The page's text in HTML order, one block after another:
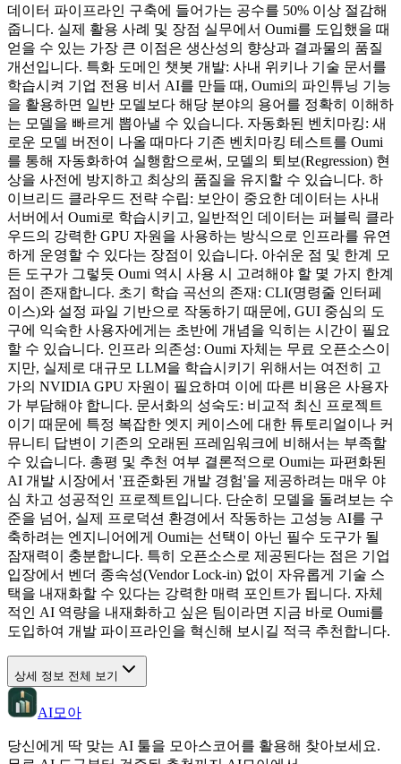
데이터 파이프라인 구축에 들어가는 공수를 50% 이상 절감해
줍니다. 실제 활용 사례 및 장점 실무에서 Oumi를 도입했을 때
얻을 수 있는 가장 큰 이점은 생산성의 향상과 결과물의 품질
개선입니다. 특화 도메인 챗봇 개발: 사내 위키나 기술 문서를
학습시켜 기업 전용 비서 AI를 만들 때, Oumi의 파인튜닝 기능
을 활용하면 일반 모델보다 해당 분야의 용어를 정확히 이해하
는 모델을 빠르게 뽑아낼 수 있습니다. 자동화된 벤치마킹: 새
로운 모델 버전이 나올 때마다 기존 벤치마킹 테스트를 Oumi
를 통해 자동화하여 실행함으로써, 모델의 퇴보(Regression) 현
상을 사전에 방지하고 최상의 품질을 유지할 수 있습니다. 하
이브리드 클라우드 전략 수립: 보안이 중요한 데이터는 사내
서버에서 Oumi로 학습시키고, 일반적인 데이터는 퍼블릭 클라
우드의 강력한 GPU 자원을 사용하는 방식으로 인프라를 유연
하게 운영할 수 있다는 장점이 있습니다. 아쉬운 점 및 한계 모
든 도구가 그렇듯 Oumi 역시 사용 시 고려해야 할 몇 가지 한계
점이 존재합니다. 초기 학습 곡선의 존재: CLI(명령줄 인터페
이스)와 설정 파일 기반으로 작동하기 때문에, GUI 중심의 도
구에 익숙한 사용자에게는 초반에 개념을 익히는 시간이 필요
할 수 있습니다. 인프라 의존성: Oumi 자체는 무료 오픈소스이
지만, 실제로 대규모 LLM을 학습시키기 위해서는 여전히 고
가의 NVIDIA GPU 자원이 필요하며 이에 따른 비용은 사용자
가 부담해야 합니다. 문서화의 성숙도: 비교적 최신 프로젝트
이기 때문에 특정 복잡한 엣지 케이스에 대한 튜토리얼이나 커
뮤니티 답변이 기존의 오래된 프레임워크에 비해서는 부족할
수 있습니다. 총평 및 추천 여부 결론적으로 Oumi는 파편화된
AI 개발 시장에서 '표준화된 개발 경험'을 제공하려는 매우 야
심 차고 성공적인 프로젝트입니다. 단순히 모델을 돌려보는 수
준을 넘어, 실제 프로덕션 환경에서 작동하는 고성능 AI를 구
축하려는 엔지니어에게 Oumi는 선택이 아닌 필수 도구가 될
잠재력이 충분합니다. 특히 오픈소스로 제공된다는 점은 기업
입장에서 벤더 종속성(Vendor Lock-in) 없이 자유롭게 기술 스
택을 내재화할 수 있다는 강력한 매력 포인트가 됩니다. 자체
적인 AI 역량을 내재화하고 싶은 팀이라면 지금 바로 Oumi를
도입하여 개발 파이프라인을 혁신해 보시길 적극 추천합니다.
상세 정보 전체 보기
AI모아
당신에게 딱 맞는 AI 툴을 모아스코어를 활용해 찾아보세요.